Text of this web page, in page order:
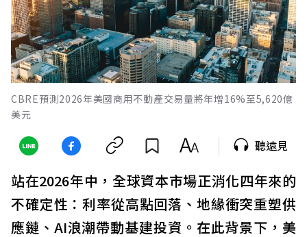
CBRE預測2026年美國商用不動產交易量將年增16%至5,620億
美元
聽遠見
站在2026年中，全球資本市場正消化四年來的
不確定性：利率從高點回落、地緣衝突重塑供
應鏈、AI浪潮帶動基建投資。在此背景下，美